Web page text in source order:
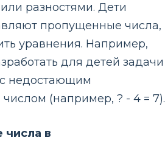
разностями. Дети
пропущенные числа,
уравнения. Например,
для детей задачи
недостающим
(например, ? - 4 = 7).
в